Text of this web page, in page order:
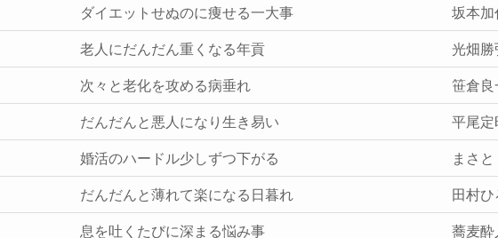
ダイエットせぬのに痩せる一大事
坂本
老人にだんだん重くなる年貢
光畑勝
次々と老化を攻める病垂れ
笹倉良
だんだんと悪人になり生き易い
平尾定
婚活のハードル少しずつ下がる
まさと
だんだんと薄れて楽になる日暮れ
田村
息を吐くたびに深まる悩み事
蕎麦酔